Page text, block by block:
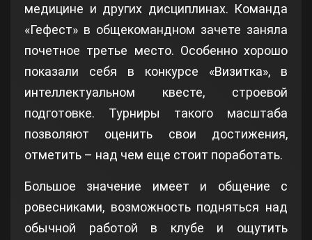
медицине и других дисциплинах. Команда
«Гефест» в общекомандном зачете заняла
почетное третье место. Особенно хорошо
показали себя в конкурсе «Визитка», в
интеллектуальном квесте, строевой
подготовке. Турниры такого масштаба
позволяют оценить свои достижения,
отметить – над чем еще стоит поработать.
Большое значение имеет и общение с
ровесниками, возможность подняться над
обычной работой в клубе и ощутить